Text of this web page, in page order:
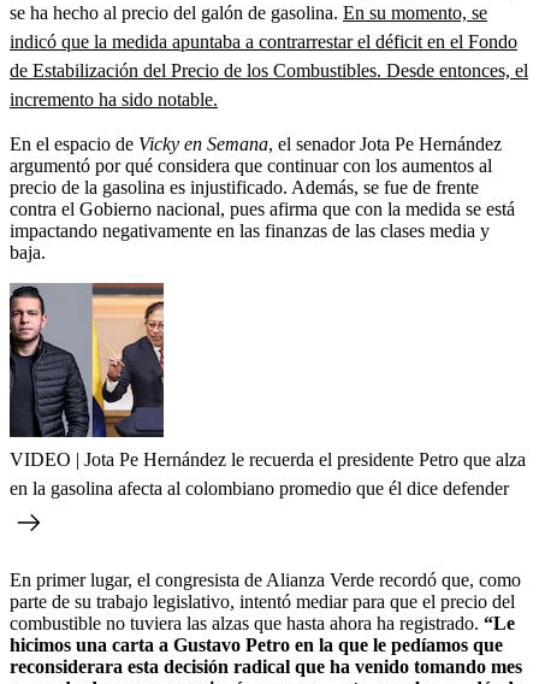
se ha hecho al precio del galón de gasolina. En su momento, se
indicó que la medida apuntaba a contrarrestar el déficit en el Fondo
de Estabilización del Precio de los Combustibles. Desde entonces, el
incremento ha sido notable.
En el espacio de Vicky en Semana, el senador Jota Pe Hernández
argumentó por qué considera que continuar con los aumentos al
precio de la gasolina es injustificado. Además, se fue de frente
contra el Gobierno nacional, pues afirma que con la medida se está
impactando negativamente en las finanzas de las clases media y
baja.
VIDEO | Jota Pe Hernández le recuerda el presidente Petro que alza
en la gasolina afecta al colombiano promedio que él dice defender
En primer lugar, el congresista de Alianza Verde recordó que, como
parte de su trabajo legislativo, intentó mediar para que el precio del
combustible no tuviera las alzas que hasta ahora ha registrado. “Le
hicimos una carta a Gustavo Petro en la que le pedíamos que
reconsiderara esta decisión radical que ha venido tomando mes